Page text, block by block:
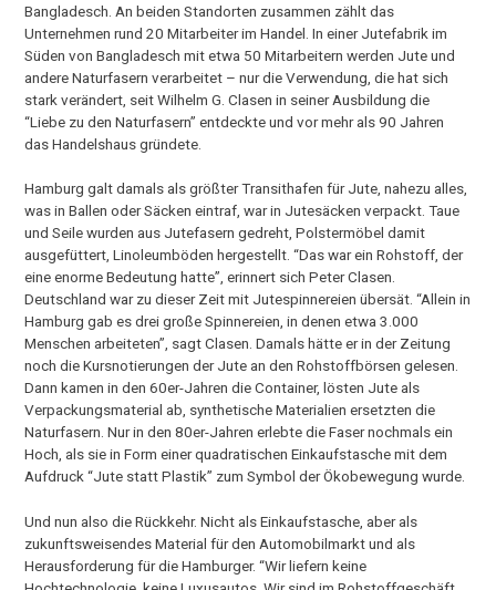
Bangladesch. An beiden Standorten zusammen zählt das
Unternehmen rund 20 Mitarbeiter im Handel. In einer Jutefabrik im
Süden von Bangladesch mit etwa 50 Mitarbeitern werden Jute und
andere Naturfasern verarbeitet – nur die Verwendung, die hat sich
stark verändert, seit Wilhelm G. Clasen in seiner Ausbildung die
“Liebe zu den Naturfasern” entdeckte und vor mehr als 90 Jahren
das Handelshaus gründete.
Hamburg galt damals als größter Transithafen für Jute, nahezu alles,
was in Ballen oder Säcken eintraf, war in Jutesäcken verpackt. Taue
und Seile wurden aus Jutefasern gedreht, Polstermöbel damit
ausgefüttert, Linoleumböden hergestellt. “Das war ein Rohstoff, der
eine enorme Bedeutung hatte”, erinnert sich Peter Clasen.
Deutschland war zu dieser Zeit mit Jutespinnereien übersät. “Allein in
Hamburg gab es drei große Spinnereien, in denen etwa 3.000
Menschen arbeiteten”, sagt Clasen. Damals hätte er in der Zeitung
noch die Kursnotierungen der Jute an den Rohstoffbörsen gelesen.
Dann kamen in den 60er-Jahren die Container, lösten Jute als
Verpackungsmaterial ab, synthetische Materialien ersetzten die
Naturfasern. Nur in den 80er-Jahren erlebte die Faser nochmals ein
Hoch, als sie in Form einer quadratischen Einkaufstasche mit dem
Aufdruck “Jute statt Plastik” zum Symbol der Ökobewegung wurde.
Und nun also die Rückkehr. Nicht als Einkaufstasche, aber als
zukunftsweisendes Material für den Automobilmarkt und als
Herausforderung für die Hamburger. “Wir liefern keine